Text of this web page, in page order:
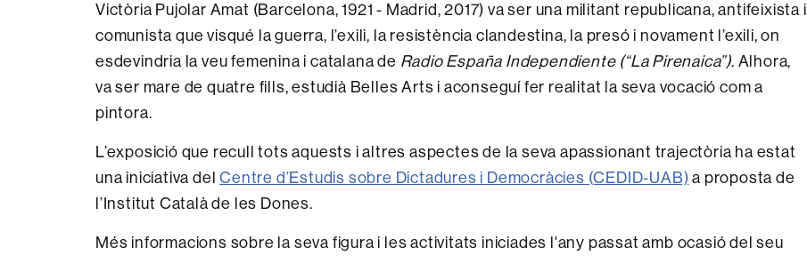
Victòria Pujolar Amat (Barcelona, 1921 - Madrid, 2017) va ser una militant republicana, antifeixista i
comunista que visqué la guerra, l’exili, la resistència clandestina, la presó i novament l’exili, on
esdevindria la veu femenina i catalana de Radio España Independiente (“La Pirenaica”). Alhora,
va ser mare de quatre fills, estudià Belles Arts i aconseguí fer realitat la seva vocació com a
pintora.
L’exposició que recull tots aquests i altres aspectes de la seva apassionant trajectòria ha estat
una iniciativa delCentre d’Estudis sobre Dictadures i Democràcies (CEDID-UAB) a proposta de
l’Institut Català de les Dones.
Més informacions sobre la seva figura i les activitats iniciades l'any passat amb ocasió del seu